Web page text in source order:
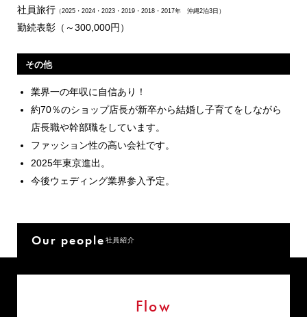
社員旅行 （2025・2024・2023・2019・2018・2017年 沖縄2泊3日）
勤続表彰（～300,000円）
その他
業界一の年収に自信あり！
約70％のショップ店長が新卒から結婚し子育てをしながら
店長職や幹部職をしています。
ファッション性の高い会社です。
2025年東京進出。
今後ウェディング業界参入予定。
Our people 社員紹介
Flow